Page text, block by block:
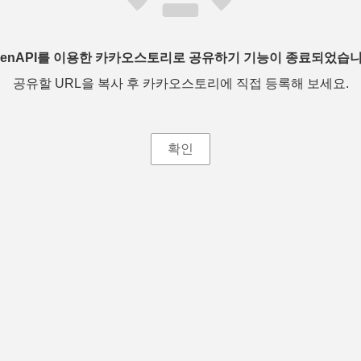
를 이용한 카카오스토리로 공유하기 기능이 종료되었습
공유할 URL을 복사 후 카카오스토리에 직접 등록해 보세요.
확인